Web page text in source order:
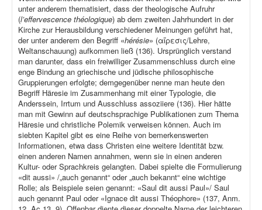
unter anderem thematisiert, dass der theologische Aufruhr
(l’effervescence théologique) ab dem zweiten Jahrhundert in der
Kirche zur Herausbildung verschiedener Meinungen geführt hat,
der unter anderem den Begriff «hérésie» (αἵρεσις/Lehre,
Weltanschauung) aufkommen ließ (136). Ursprünglich verstand
man darunter, dass ein freiwilliger Zusammenschluss durch eine
enge Bindung an griechische und jüdische philosophische
Gruppierungen erfolgte; demgegenüber nenne man heute den
Begriff Häresie im Zusammenhang mit einer Typologie, die
Anderssein, Irrtum und Ausschluss assoziiere (136). Hier hätte
man mit Gewinn auf deutschsprachige Publikationen zum Thema
Häresie und christliche Polemik verweisen können. Auch im
siebten Kapitel gibt es eine Reihe von bemerkenswerten
Informationen, etwa dass Christen eine weitere Identität bzw.
einen anderen Namen annahmen, wenn sie in einen anderen
Kultur- oder Sprachkreis gelangten. Dabei spielte die Formulierung
«dit aussi» /„auch genannt“ oder „auch bekannt“ eine wichtige
Rolle; als Beispiele seien genannt: «Saul dit aussi Paul»/ Saul
auch genannt Paul oder «Ignace dit aussi Théophore» (137, Anm.